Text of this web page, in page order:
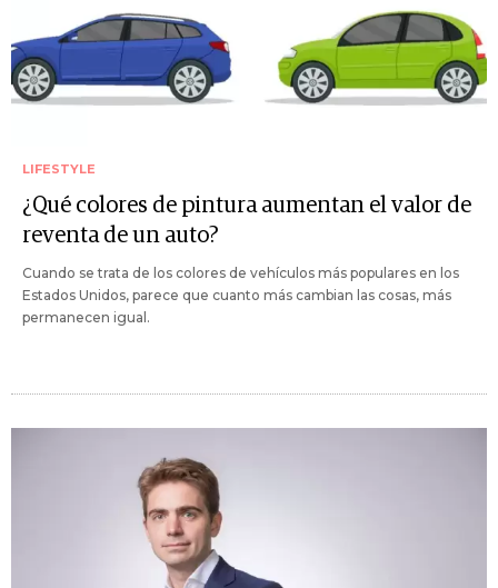
LIFESTYLE
¿Qué colores de pintura aumentan el valor de
reventa de un auto?
Cuando se trata de los colores de vehículos más populares en los
Estados Unidos, parece que cuanto más cambian las cosas, más
permanecen igual.